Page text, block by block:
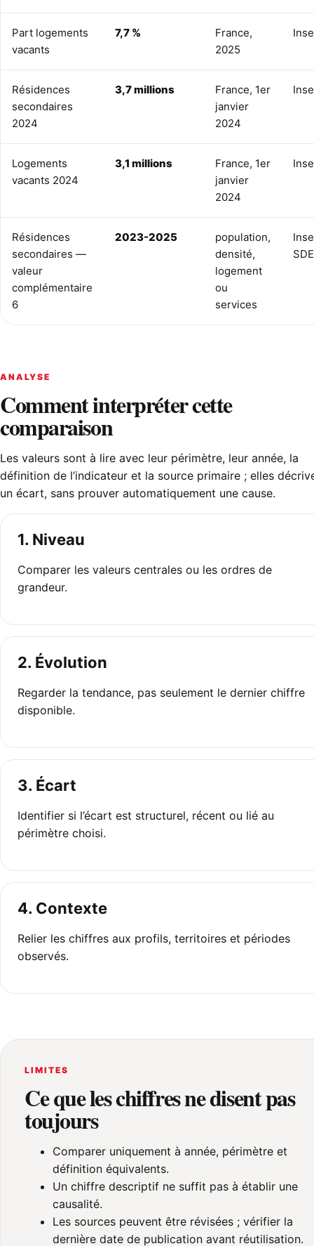
Part logements
vacants
7,7 %
France,
2025
Résidences
secondaires
2024
3,7 millions
France, 1er
janvier
2024
Logements
vacants 2024
3,1 millions
France, 1er
janvier
2024
Résidences
secondaires —
valeur
complémentaire
6
2023-2025
population,
densité,
logement
ou
services
ANALYSE
Comment interpréter cette
comparaison
Les valeurs sont à lire avec leur périmètre, leur année, la
définition de l’indicateur et la source primaire ; elles
un écart, sans prouver automatiquement une cause.
1. Niveau
Comparer les valeurs centrales ou les ordres de
grandeur.
2. Évolution
Regarder la tendance, pas seulement le dernier chiffre
disponible.
3. Écart
Identifier si l’écart est structurel, récent ou lié au
périmètre choisi.
4. Contexte
Relier les chiffres aux profils, territoires et périodes
observés.
LIMITES
Ce que les chiffres ne disent pas
toujours
Comparer uniquement à année, périmètre et
définition équivalents.
Un chiffre descriptif ne suffit pas à établir une
causalité.
Les sources peuvent être révisées ; vérifier la
dernière date de publication avant réutilisation.